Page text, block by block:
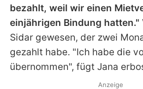
Utiq verwalten
bezahlt, weil wir einen
einjährigen Bindung hatten."
Sidar gewesen, der zwei
gezahlt habe. "Ich habe die
übernommen", fügt Jana
Anzeige